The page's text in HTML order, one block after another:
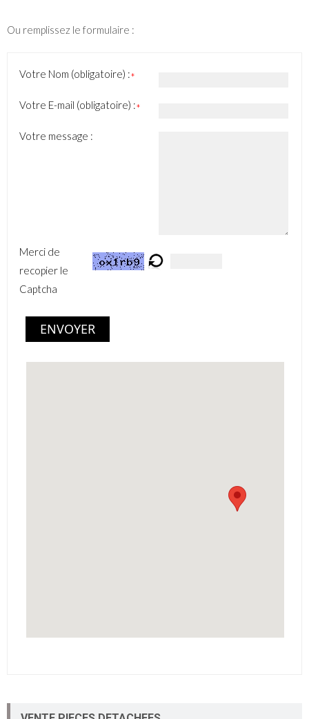
Ou remplissez le formulaire :
Votre Nom (obligatoire) :*
Votre E-mail (obligatoire) :*
Votre message :
Merci de
recopier le
Captcha
ENVOYER